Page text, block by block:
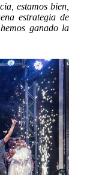
estamos bien,
estrategia de
ganado la